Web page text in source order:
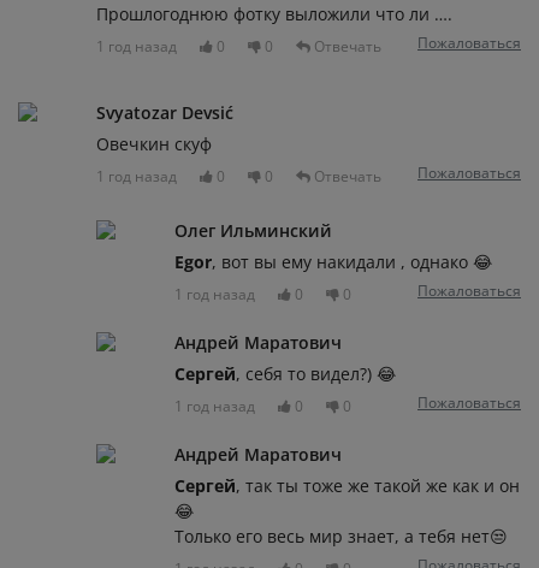
Прошлогоднюю фотку выложили что ли ….
1 год назад 0 0 Отвечать Пожаловаться
Svyatozar Devsić
Овечкин скуф
1 год назад 0 0 Отвечать Пожаловаться
Олег Ильминский
Egor, вот вы ему накидали , однако 😂
1 год назад 0 0 Пожаловаться
Андрей Маратович
Сергей, себя то видел?) 😂
1 год назад 0 0 Пожаловаться
Андрей Маратович
Сергей, так ты тоже же такой же как и он
😂
Только его весь мир знает, а тебя нет😒